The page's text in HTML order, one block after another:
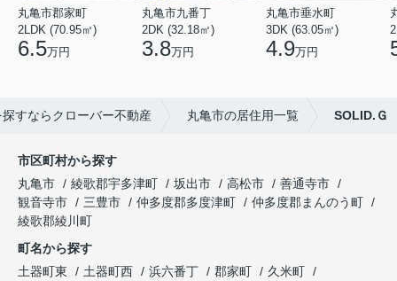
丸亀市郡家町
2LDK (70.95㎡)
6.5万円
丸亀市九番丁
2DK (32.18㎡)
3.8万円
丸亀市垂水町
3DK (63.05㎡)
4.9万円
すならクローバー不動産 丸亀市の居住用一覧 SOLID.Ｇ
市区町村から探す
丸亀市
綾歌郡宇多津町 坂出市 高松市
善通寺市
観音寺市
三豊市 仲多度郡多度津町
仲多度郡まんのう町
綾歌郡綾川町
町名から探す
土器町東
土器町西 浜六番丁 郡家町
久米町